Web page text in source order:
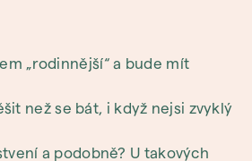
„rodinnější“ a bude mít
než se bát, i když nejsi zvyklý
a podobně? U takových